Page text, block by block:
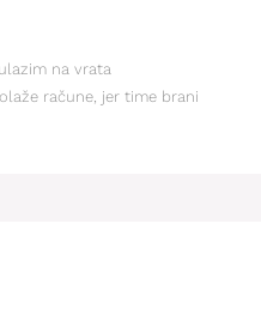
na vrata
račune, jer time brani